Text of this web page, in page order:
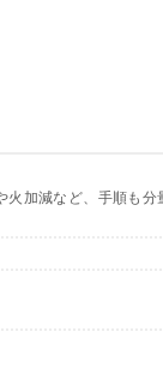
加減など、手順も分